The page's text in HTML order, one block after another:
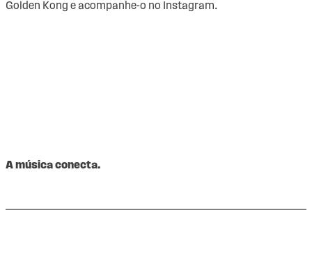
Golden Kong e acompanhe-o no Instagram.
A música conecta.